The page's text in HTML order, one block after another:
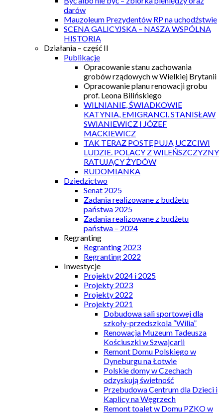
darów
Mauzoleum Prezydentów RP na uchodźstwie
SCENA GALICYJSKA – NASZA WSPÓLNA
HISTORIA
Działania – część II
Publikacje
Opracowanie stanu zachowania
grobów rządowych w Wielkiej Brytanii
Opracowanie planu renowacji grobu
prof. Leona Bilińskiego
WILNIANIE, ŚWIADKOWIE
KATYNIA, EMIGRANCI. STANISŁAW
SWIANIEWICZ I JÓZEF
MACKIEWICZ
TAK TERAZ POSTĘPUJĄ UCZCIWI
LUDZIE. POLACY Z WILEŃSZCZYZNY
RATUJĄCY ŻYDÓW
RUDOMIANKA
Dziedzictwo
Senat 2025
Zadania realizowane z budżetu
państwa 2025
Zadania realizowane z budżetu
państwa – 2024
Regranting
Regranting 2023
Regranting 2022
Inwestycje
Projekty 2024 i 2025
Projekty 2023
Projekty 2022
Projekty 2021
Dobudowa sali sportowej dla
szkoły-przedszkola “Wilia”
Renowacja Muzeum Tadeusza
Kościuszki w Szwajcarii
Remont Domu Polskiego w
Dyneburgu na Łotwie
Polskie domy w Czechach
odzyskują świetność
Przebudowa Centrum dla Dzieci i
Kaplicy na Węgrzech
Remont toalet w Domu PZKO w